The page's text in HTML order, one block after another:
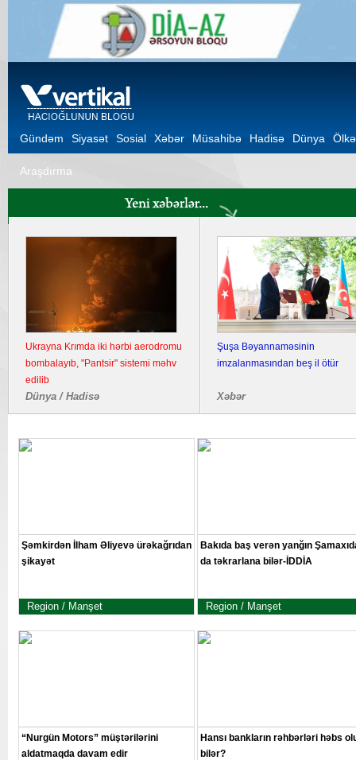
Gündəm Siyasət Sosial Xəbər Müsahibə Hadisə Dünya Ölkə
Araşdırma
Ukrayna Krımda iki hərbi aerodromu
bombalayıb, "Pantsir" sistemi məhv
edilib
Dünya / Hadisə
Şuşa Bəyannaməsinin
imzalanmasından beş il ötür
Xəbər
Şəmkirdən İlham Əliyevə ürəkağrıdan
şikayət
Region / Manşet
Bakıda baş verən yanğın
da təkrarlana bilər-İDDİA
Region / Manşet
“Nurgün Motors” müştərilərini
aldatmaqda davam edir
Hansı bankların rəhbərləri həbs
bilər?